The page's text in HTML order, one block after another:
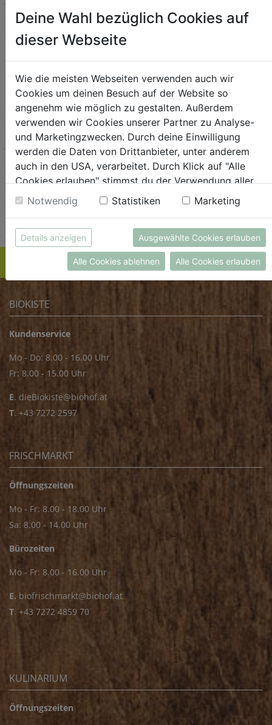
←
Abflussreiniger
1L
AlmaWin
€ 5,99
€ 5,99 / STK
AUF DIE
Kokosraspeln
250g
Rapunzel Naturkost
€ 3,99
€ 3,99 / STK
AUF DIE
→
BIOKISTE
Kundenservice
Mo - Do: 8.00 - 16.00 Uhr
Fr: 8.00 - 15.00 Uhr
E. dieBiokiste@biohof.at
T. +43 7272 2597
FRISCHMARKT
Öffnungszeiten
Mo - Fr: 8.00 - 18.00 Uhr
Sa: 8.00 - 14.00 Uhr
Bürozeiten
Mo - Fr: 8.00 - 16.00 Uhr
E. biofrischmarkt@biohof.at
T. +43 7272 4859 70
KULINARIUM
Öffnungszeiten
Deine Wahl bezüglich Cookies auf
dieser Webseite
Wie die meisten Webseiten verwenden auch wir
Cookies um deinen Besuch auf der Website so
angenehm wie möglich zu gestalten. Außerdem
verwenden wir Cookies unserer Partner zu Analyse-
und Marketingzwecken. Durch deine Einwilligung
werden die Daten von Drittanbieter, unter anderem
auch in den USA, verarbeitet. Durch Klick auf "Alle
Cookies erlauben" stimmst du der Verwendung aller
Cookies zu. Unter "Details anzeigen" findest du alle
Infos zu den unterschiedlichen Cookies, du kannst
möchtest.
Weitere Informationen findest du in unserer
Datenschutzerklärungbzw. imImpressum
Notwendig Statistiken Marketing
Details anzeigen Ausgewählte Cookies erlauben
Alle Cookies ablehnen Alle Cookies erlauben